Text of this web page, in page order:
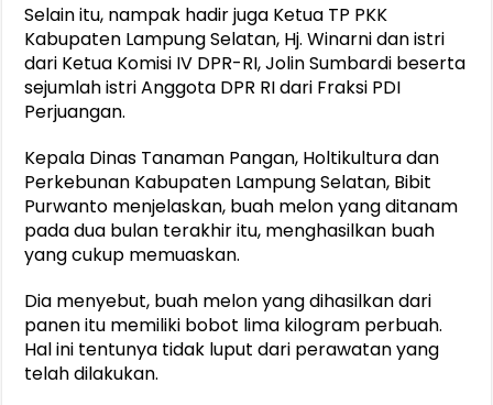
Selain itu, nampak hadir juga Ketua TP PKK
Kabupaten Lampung Selatan, Hj. Winarni dan istri
dari Ketua Komisi IV DPR-RI, Jolin Sumbardi beserta
sejumlah istri Anggota DPR RI dari Fraksi PDI
Perjuangan.
Kepala Dinas Tanaman Pangan, Holtikultura dan
Perkebunan Kabupaten Lampung Selatan, Bibit
Purwanto menjelaskan, buah melon yang ditanam
pada dua bulan terakhir itu, menghasilkan buah
yang cukup memuaskan.
Dia menyebut, buah melon yang dihasilkan dari
panen itu memiliki bobot lima kilogram perbuah.
Hal ini tentunya tidak luput dari perawatan yang
telah dilakukan.